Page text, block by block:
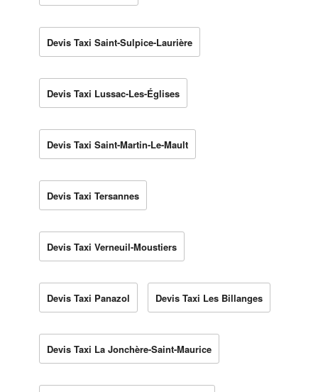
Devis Taxi Saint-Sulpice-Laurière
Devis Taxi Lussac-Les-Églises
Devis Taxi Saint-Martin-Le-Mault
Devis Taxi Tersannes
Devis Taxi Verneuil-Moustiers
Devis Taxi Panazol Devis Taxi Les Billanges
Devis Taxi La Jonchère-Saint-Maurice